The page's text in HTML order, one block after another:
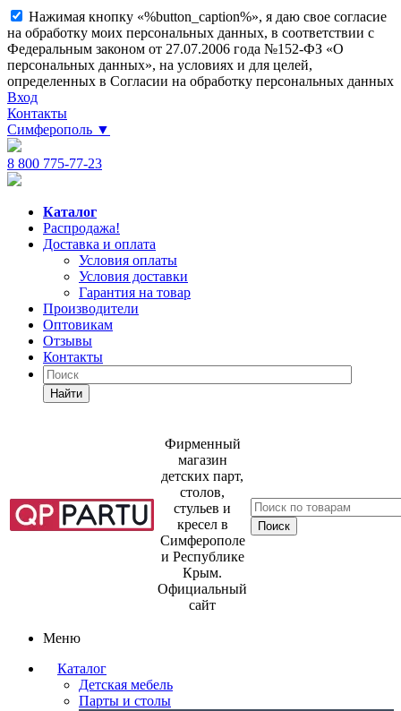
Нажимая кнопку «%button_caption%», я даю свое согласие
на обработку моих персональных данных, в соответствии с
Федеральным законом от 27.07.2006 года №152-ФЗ «О
персональных данных», на условиях и для целей,
определенных в Согласии на обработку персональных данных
Вход
Контакты
Симферополь ▼
8 800 775-77-23
Каталог
Распродажа!
Доставка и оплата
Условия оплаты
Условия доставки
Гарантия на товар
Производители
Оптовикам
Отзывы
Контакты
Найти
Фирменный
магазин
детских парт,
столов,
стульев и
кресел в
Симферополе
и Республике
Крым.
Официальный
сайт
Меню
Каталог
Детская мебель
Парты и столы